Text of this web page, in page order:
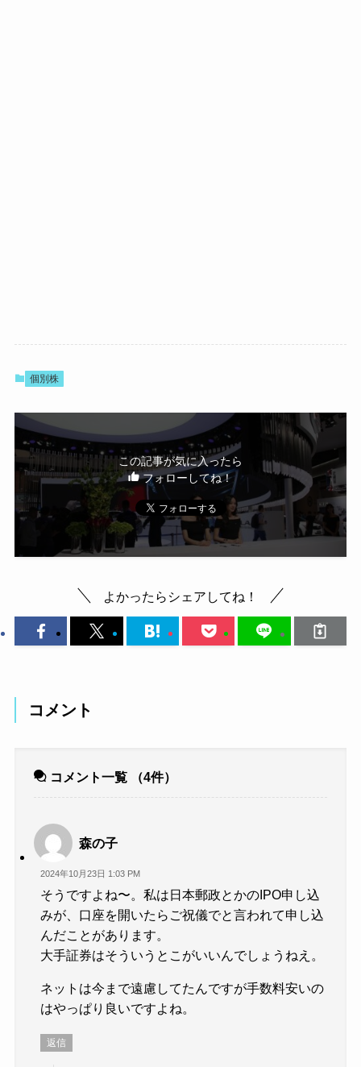
個別株
この記事が気に入ったら
フォローしてね！
よかったらシェアしてね！
コメント
コメント一覧 （4件）
森の子
2024年10月23日 1:03 PM
そうですよね〜。私は日本郵政とかのIPO申し込
みが、口座を開いたらご祝儀でと言われて申し込
んだことがあります。
大手証券はそういうとこがいいんでしょうねえ。
ネットは今まで遠慮してたんですが手数料安いの
はやっぱり良いですよね。
返信